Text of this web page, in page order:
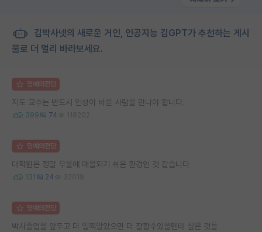
김박사넷의 새로운 거인, 인공지능 김GPT가 추천하는 게시
물로 더 멀리 바라보세요.
명예의전당
지도 교수는 반드시 인성이 바른 사람을 만나야 합니다.
399 74 118202
명예의전당
대학원은 정말 우울에 매몰되기 쉬운 환경인 것 같습니다
131 24 32019
명예의전당
박사졸업을 앞두고 더 일찍알았으면 더 잘할수있을텐데 싶은 것들